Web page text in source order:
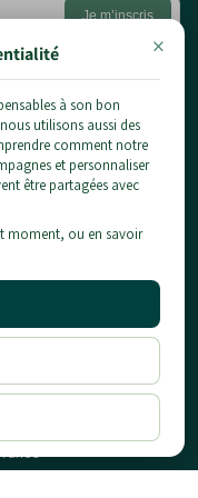
×
à son bon
utilisons aussi des
comment notre
et personnaliser
être partagées avec
moment, ou en savoir
Shopify Agency